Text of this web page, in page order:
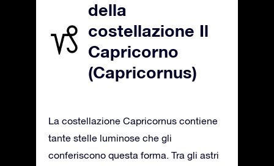
della
costellazione Il
Capricorno
(Capricornus)
La costellazione Capricornus contiene
tante stelle luminose che gli
conferiscono questa forma. Tra gli astri